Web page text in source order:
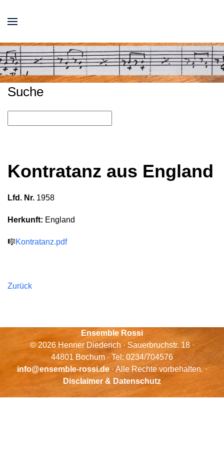
Suche
Kontratanz aus England
Lfd. Nr. 1958
Herkunft: England
🎼Kontratanz.pdf
Zurück
Ensemble Rossi
© 2026 Henner Diederich · Sauerbruchstr. 18 ·
44801 Bochum · Tel: 0234/704576
info@ensemble-rossi.de· Alle Rechte vorbehalten. ·
Disclaimer & Datenschutz